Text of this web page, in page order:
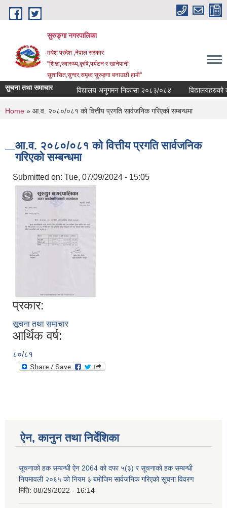
Skip to main content
सुरुङ्‍गा नगरपालिका
मधेश प्रदेश ,नेपाल सरकार
"शिक्षा,स्वास्थ्य,कृषि,पर्यटन र खानेपानी
सुशासित,सुन्दर,समृध्द सुरुङ्गा बनाउछौ हामी"
सुचना तथा समाचार विद्यालय अनुगमन निकासा २०८३/०८४ विद्यालयहरुको
You are here
Home » आ.व. २०८०/०८१ को वित्तीय प्रगति सार्वजनिक गरिएको सम्बन्धमा
आ.व. २०८०/०८१ को वित्तीय प्रगति सार्वजनिक
गरिएको सम्बन्धमा
Submitted on: Tue, 07/09/2024 - 15:05
प्रकार:
सूचना तथा समाचार
आर्थिक वर्ष:
८०/८१
ऐन, कानुन तथा निर्देशिका
सूचनाको हक सम्बन्धी ऐन 2064 को दफा ५(३) र सूचनाको हक सम्बन्धी
नियमावली २०६५ को नियम ३ बमोजिम सार्वजनिक गरिएको सूचना विवरण
मिति: 08/29/2022 - 16:14